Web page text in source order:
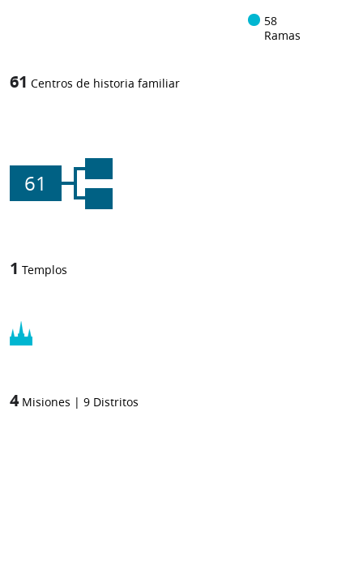
58
Ramas
61 Centros de historia familiar
61
1 Templos
4 Misiones | 9 Distritos